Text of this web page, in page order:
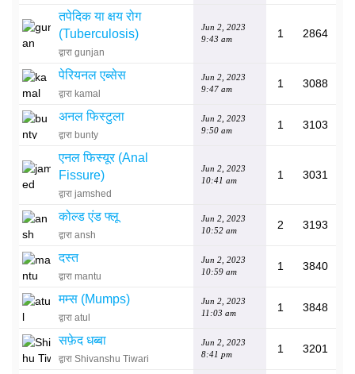
तपेदिक या क्षय रोग
(Tuberculosis)
द्वारा gunjan
Jun 2, 2023
9:43 am
1 2864
पेरियनल एब्सेस
द्वारा kamal
Jun 2, 2023
9:47 am
1 3088
अनल फिस्टुला
द्वारा bunty
Jun 2, 2023
9:50 am
1 3103
एनल फिस्यूर (Anal
Fissure)
द्वारा jamshed
Jun 2, 2023
10:41 am
1 3031
कोल्ड एंड फ्लू
द्वारा ansh
Jun 2, 2023
10:52 am
2 3193
दस्त
द्वारा mantu
Jun 2, 2023
10:59 am
1 3840
मम्स (Mumps)
द्वारा atul
Jun 2, 2023
11:03 am
1 3848
सफ़ेद धब्बा
द्वारा Shivanshu Tiwari
Jun 2, 2023
8:41 pm
1 3201